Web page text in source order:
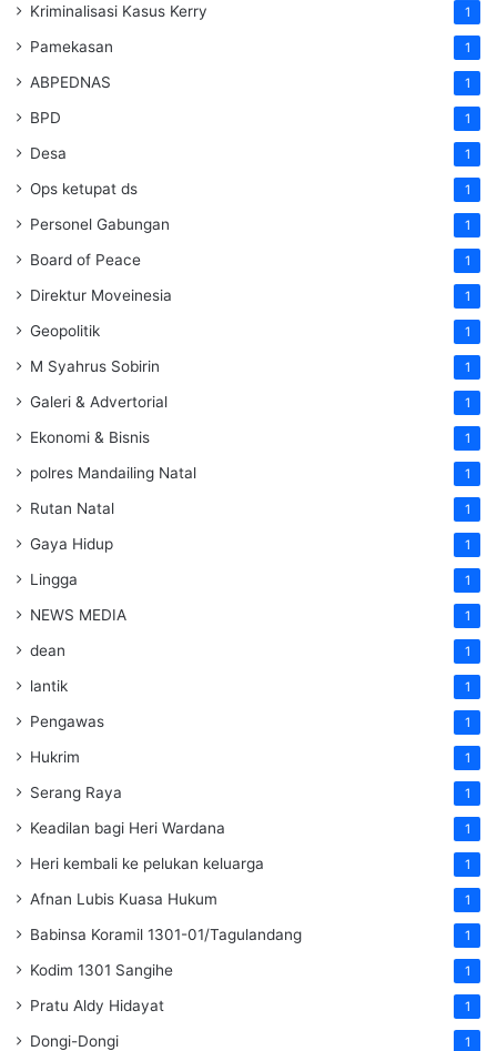
Kriminalisasi Kasus Kerry 1
Pamekasan 1
ABPEDNAS 1
BPD 1
Desa 1
Ops ketupat ds 1
Personel Gabungan 1
Board of Peace 1
Direktur Moveinesia 1
Geopolitik 1
M Syahrus Sobirin 1
Galeri & Advertorial 1
Ekonomi & Bisnis 1
polres Mandailing Natal 1
Rutan Natal 1
Gaya Hidup 1
Lingga 1
NEWS MEDIA 1
dean 1
lantik 1
Pengawas 1
Hukrim 1
Serang Raya 1
Keadilan bagi Heri Wardana 1
Heri kembali ke pelukan keluarga 1
Afnan Lubis Kuasa Hukum 1
Babinsa Koramil 1301-01/Tagulandang 1
Kodim 1301 Sangihe 1
Pratu Aldy Hidayat 1
Dongi-Dongi 1